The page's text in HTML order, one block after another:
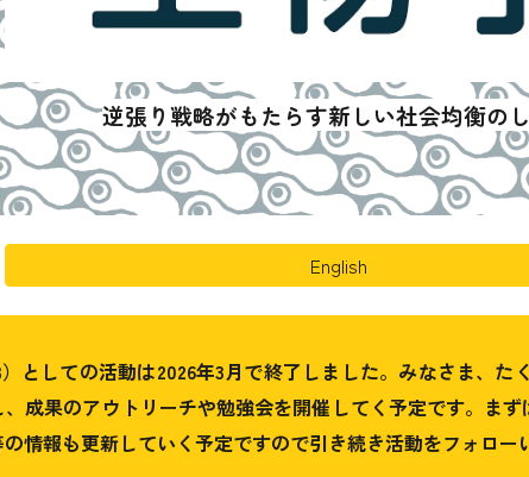
逆張り戦略がもたらす新しい社会均衡の
English
としての活動は2026年3月で終了しました。みなさま、
成果のアウトリーチや勉強会を開催してく予定です。ま
情報も更新していく予定ですので引き続き活動をフォロー